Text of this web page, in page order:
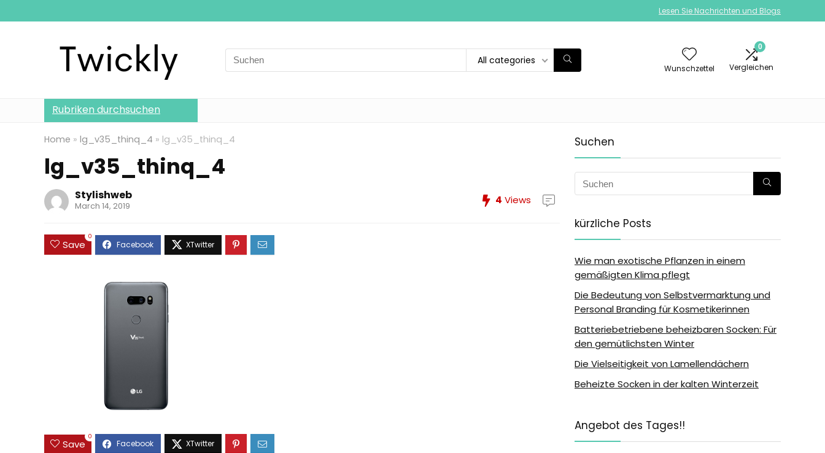
Lesen Sie Nachrichten und Blogs
Search
for:
All categories
Wunschzettel
0
Vergleichen
Rubriken durchsuchen
Home » lg_v35_thinq_4 » lg_v35_thinq_4
lg_v35_thinq_4
Stylishweb
March 14, 2019 4 Views
Save
0
Save
0
Suchen
kürzliche Posts
Wie man exotische Pflanzen in einem
gemäßigten Klima pflegt
Die Bedeutung von Selbstvermarktung und
Personal Branding für Kosmetikerinnen
Batteriebetriebene beheizbaren Socken: Für
den gemütlichsten Winter
Die Vielseitigkeit von Lamellendächern
Beheizte Socken in der kalten Winterzeit
Angebot des Tages!!